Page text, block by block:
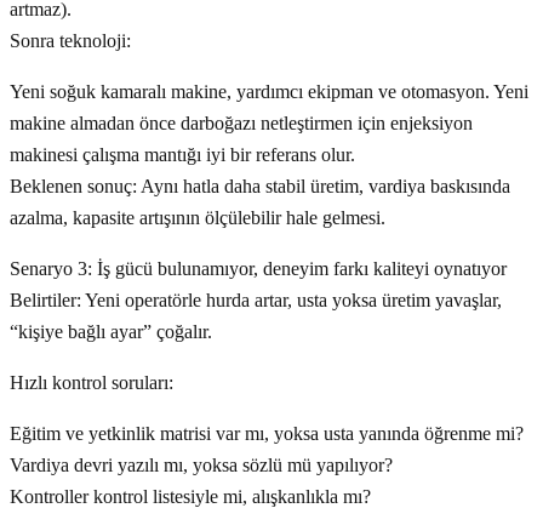
artmaz).
Sonra teknoloji:
Yeni soğuk kamaralı makine, yardımcı ekipman ve otomasyon. Yeni
makine almadan önce darboğazı netleştirmen için enjeksiyon
makinesi çalışma mantığı iyi bir referans olur.
Beklenen sonuç: Aynı hatla daha stabil üretim, vardiya baskısında
azalma, kapasite artışının ölçülebilir hale gelmesi.
Senaryo 3: İş gücü bulunamıyor, deneyim farkı kaliteyi oynatıyor
Belirtiler: Yeni operatörle hurda artar, usta yoksa üretim yavaşlar,
“kişiye bağlı ayar” çoğalır.
Hızlı kontrol soruları:
Eğitim ve yetkinlik matrisi var mı, yoksa usta yanında öğrenme mi?
Vardiya devri yazılı mı, yoksa sözlü mü yapılıyor?
Kontroller kontrol listesiyle mi, alışkanlıkla mı?